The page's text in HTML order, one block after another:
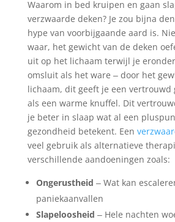
Waarom in bed kruipen en gaan
verzwaarde deken? Je zou bijna
hype van voorbijgaande aard is.
waar, het gewicht van de deken
uit op het lichaam terwijl je
omsluit als het ware ‒ door het
lichaam, dit geeft je een vertrouwd
als een warme knuffel. Dit
je beter in slaap wat al een
gezondheid betekent. Een
veel gebruik als alternatieve
verschillende aandoeningen zoals:
Ongerustheid ‒ Wat kan
paniekaanvallen
Slapeloosheid ‒ Hele nachten